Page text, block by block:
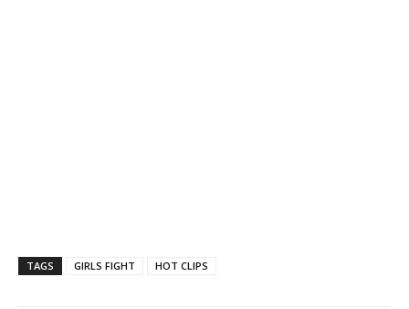
TAGS GIRLS FIGHT HOT CLIPS